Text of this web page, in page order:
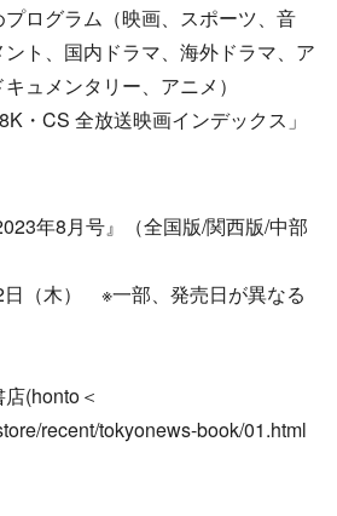
プログラム（映画、スポーツ、音
ト、国内ドラマ、海外ドラマ、ア
ュメンタリー、アニメ）
・CS 全放送映画インデックス」
年8月号』（全国版/関西版/中部
（木） ※一部、発売日が異なる
(honto＜
recent/tokyonews-book/01.html